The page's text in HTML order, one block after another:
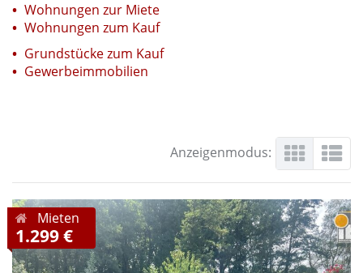
Wohnungen zur Miete
Wohnungen zum Kauf
Grundstücke zum Kauf
Gewerbeimmobilien
Anzeigenmodus:
Mieten
1.299 €